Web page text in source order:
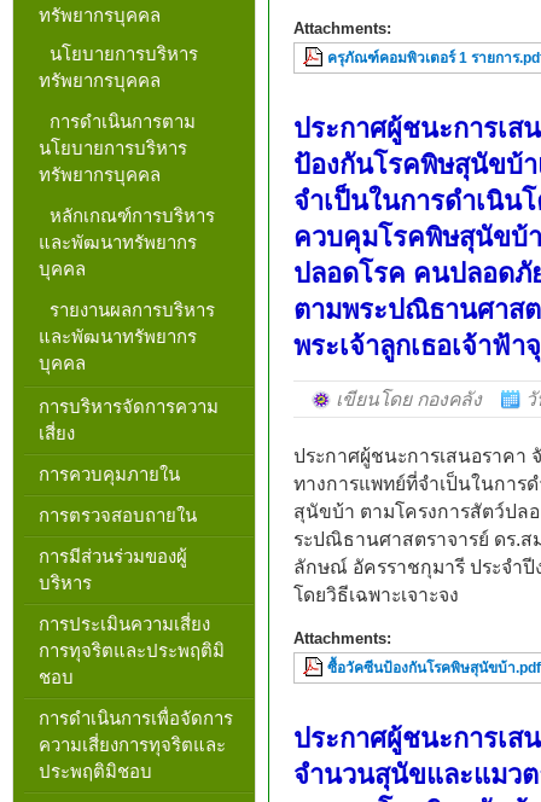
ทรัพยากรบุคคล
นโยบายการบริหาร
ทรัพยากรบุคคล
การดำเนินการตาม
นโยบายการบริหาร
ทรัพยากรบุคคล
หลักเกณฑ์การบริหาร
และพัฒนาทรัพยากร
บุคคล
รายงานผลการบริหาร
และพัฒนาทรัพยากร
บุคคล
การบริหารจัดการความ
เสี่ยง
การควบคุมภายใน
การตรวจสอบถายใน
การมีส่วนร่วมของผู้
บริหาร
การประเมินความเสี่ยง
การทุจริตและประพฤติมิ
ชอบ
การดำเนินการเพื่อจัดการ
ความเสี่ยงการทุจริตและ
ประพฤติมิชอบ
Attachments:
ครุภัณฑ์คอมพิวเตอร์ 1 รายการ
ประกาศผู้ชนะการเ
ป้องกันโรคพิษสุนัขบ้
จำเป็นในการดำเนิน
ควบคุมโรคพิษสุนัขบ้
ปลอดโรค คนปลอดภั
ตามพระปณิธานศาส
พระเจ้าลูกเธอเจ้าฟ้
เขียนโดย กองคลัง
ประกาศผู้ชนะการเสนอราค
ทางการแพทย์ที่จำเป็นในการ
สุนัขบ้า ตามโครงการสัตว์ปล
ระปณิธานศาสตราจารย์ ดร.ส
ลักษณ์ อัครราชกุมารี ประจำปี
โดยวิธีเฉพาะเจาะจง
Attachments:
ซื้อวัคซีนป้องกันโรคพิษสุนัขบ้า.pdf
ประกาศผู้ชนะการเส
จำนวนสุนัขและแมว